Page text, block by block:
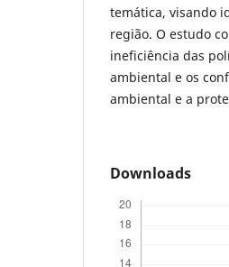
temática, visando
região. O estudo
ineficiência das
ambiental e os
ambiental e a
Downloads